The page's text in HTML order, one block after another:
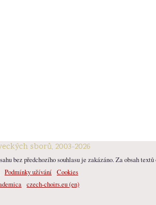
sborů, 2003-2026
bez předchozího souhlasu je zakázáno. Za obsah
Podmínky užívání Cookies
czech-choirs.eu (en)